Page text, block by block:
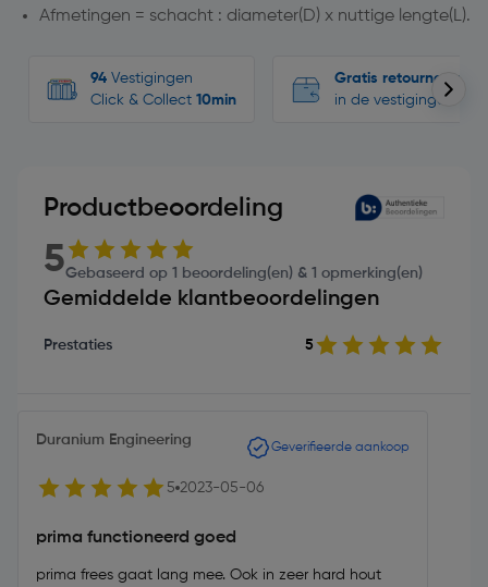
Afmetingen = schacht : diameter(D) x nuttige lengte(L).
94 Vestigingen
Click & Collect 10min
Gratis retourneren
in de vestigingen
Productbeoordeling
5Gebaseerd op 1 beoordeling(en) & 1 opmerking(en)
Gemiddelde klantbeoordelingen
Prestaties 5
Duranium Engineering Geverifieerde aankoop
5 2023-05-06
prima functioneerd goed
prima frees gaat lang mee. Ook in zeer hard hout